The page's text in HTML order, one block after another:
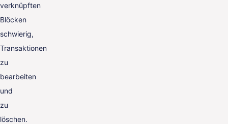
verknüpften
Blöcken
schwierig,
Transaktionen
zu
bearbeiten
und
zu
löschen.